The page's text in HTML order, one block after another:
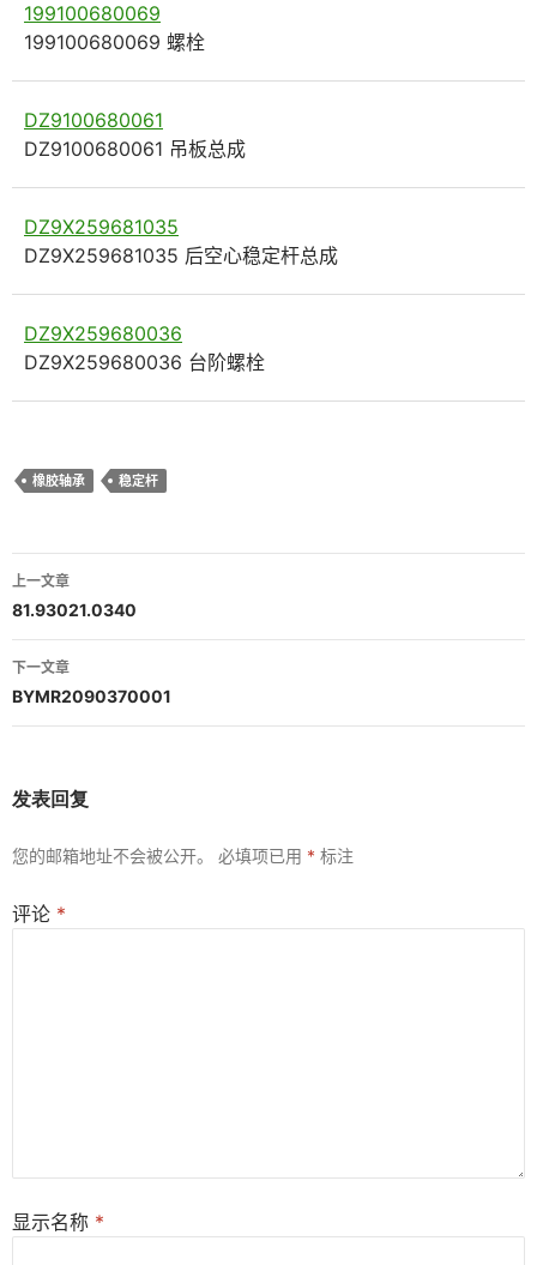
199100680069
199100680069 螺栓
DZ9100680061
DZ9100680061 吊板总成
DZ9X259681035
DZ9X259681035 后空心稳定杆总成
DZ9X259680036
DZ9X259680036 台阶螺栓
橡胶轴承 稳定杆
文
章
导
航
上一文章
81.93021.0340
下一文章
BYMR2090370001
发表回复
您的邮箱地址不会被公开。 必填项已用 * 标注
评论 *
显示名称 *